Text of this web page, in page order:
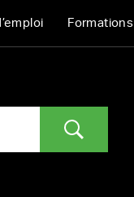
Formations